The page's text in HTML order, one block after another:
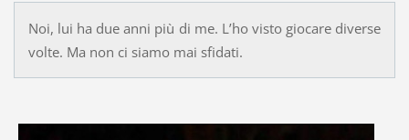
Noi, lui ha due anni più di me. L’ho visto giocare diverse
volte. Ma non ci siamo mai sfidati.